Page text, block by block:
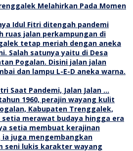
Melahirkan Pada Momen
Saat Pandemi, Jalan Jalan …